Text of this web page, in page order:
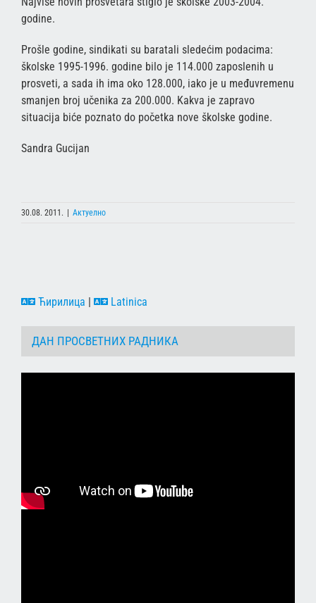
godine.
Prošle godine, sindikati su baratali sledećim podacima:
školske 1995-1996. godine bilo je 114.000 zaposlenih u
prosveti, a sada ih ima oko 128.000, iako je u međuvremenu
smanjen broj učenika za 200.000. Kakva je zapravo
situacija biće poznato do početka nove školske godine.
Sandra Gucijan
30.08. 2011. | Актуелно
Ћирилица | Latinica
ДАН ПРОСВЕТНИХ РАДНИКА